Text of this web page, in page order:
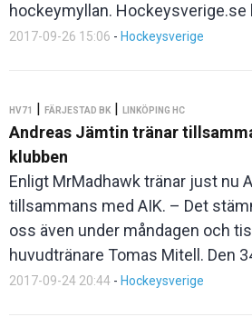
hockeymyllan. Hockeysverige.se
2017-09-26 15:06 - Hockeysverige
HV71 | FÄRJESTAD BK | LINKÖPING HC
Andreas Jämtin tränar
klubben
Enligt MrMadhawk tränar just nu
tillsammans med AIK. – Det
oss även under måndagen och
huvudtränare Tomas Mitell. Den
2017-09-24 20:44 - Hockeysverige